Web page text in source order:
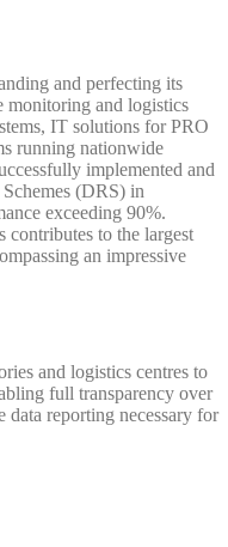
and perfecting its
and logistics
IT solutions for PRO
running nationwide
implemented and
(DRS) in
exceeding 90%.
contributes to the largest
an impressive
and logistics centres to
full transparency over
data reporting necessary for